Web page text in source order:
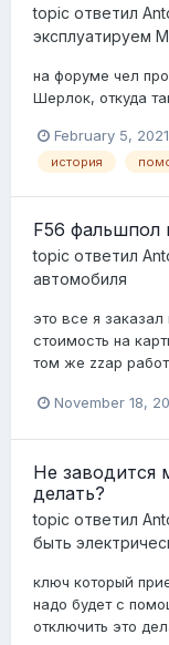
topic ответил
эксплуатируем
на форуме чел
Шерлок, откуда
February 5, 2021
история
F56 фальшпол
topic ответил
автомобиля
это все я
стоимость на
том же zzap
November 18,
Не заводится
делать?
topic ответил
быть
ключ который
надо будет с
отключить это